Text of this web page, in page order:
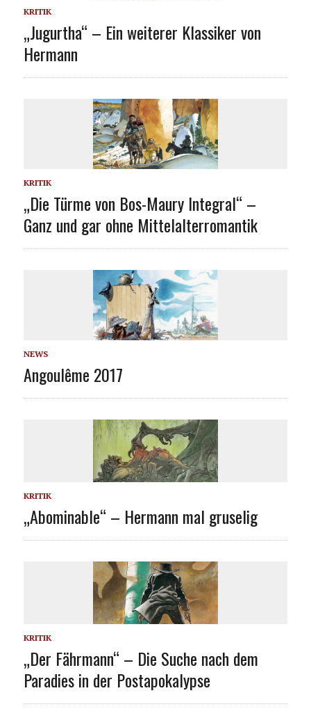
KRITIK
„Jugurtha“ – Ein weiterer Klassiker von
Hermann
KRITIK
„Die Türme von Bos-Maury Integral“ –
Ganz und gar ohne Mittelalterromantik
NEWS
Angoulême 2017
KRITIK
„Abominable“ – Hermann mal gruselig
KRITIK
„Der Fährmann“ – Die Suche nach dem
Paradies in der Postapokalypse